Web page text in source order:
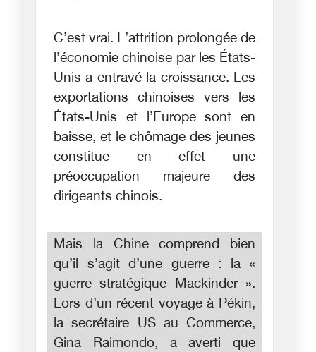
C’est vrai. L’attrition prolongée de
l’économie chinoise par les États-
Unis a entravé la croissance. Les
exportations chinoises vers les
États-Unis et l’Europe sont en
baisse, et le chômage des jeunes
constitue en effet une
préoccupation majeure des
dirigeants chinois.
Mais la Chine comprend bien
qu’il s’agit d’une guerre : la «
guerre stratégique Mackinder ».
Lors d’un récent voyage à Pékin,
la secrétaire US au Commerce,
Gina Raimondo, a averti que